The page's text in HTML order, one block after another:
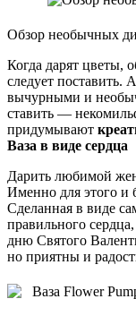
Обзор необычных
Когда дарят цветы,
следует поставить.
вычурными и
ставить —
придумывают
Ваза в виде сердца
Дарить любимой
Именно для этого и
Сделанная в виде
правильного
дню Святого
но приятны и